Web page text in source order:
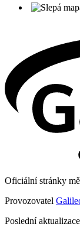
Oficiální stránky
Provozovatel
Poslední